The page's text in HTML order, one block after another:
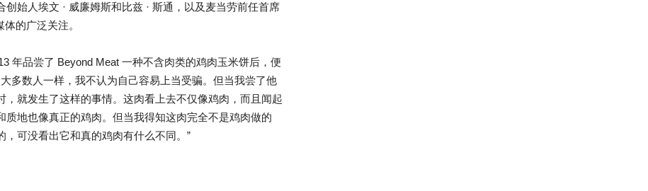
始人埃文 · 威廉姆斯和比兹 · 斯通，以及麦当劳前任首席
的广泛关注。
年品尝了 Beyond Meat 一种不含肉类的鸡肉玉米饼后，便
多数人一样，我不认为自己容易上当受骗。但当我尝了他
就发生了这样的事情。这肉看上去不仅像鸡肉，而且闻起
地也像真正的鸡肉。但当我得知这肉完全不是鸡肉做的
可没看出它和真的鸡肉有什么不同。”